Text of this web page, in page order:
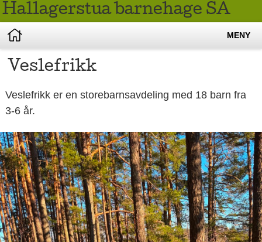
Hallagerstua barnehage SA
MENY
Veslefrikk
Veslefrikk er en storebarnsavdeling med 18 barn fra
3-6 år.